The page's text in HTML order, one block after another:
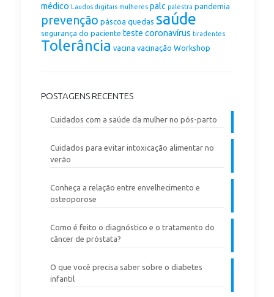
médico Laudos digitais mulheres palc palestra pandemia
prevenção páscoa quedas saúde
segurança do paciente teste coronavírus tiradentes
Tolerância vacina vacinação Workshop
POSTAGENS RECENTES
Cuidados com a saúde da mulher no pós-parto
Cuidados para evitar intoxicação alimentar no
verão
Conheça a relação entre envelhecimento e
osteoporose
Como é feito o diagnóstico e o tratamento do
câncer de próstata?
O que você precisa saber sobre o diabetes
infantil